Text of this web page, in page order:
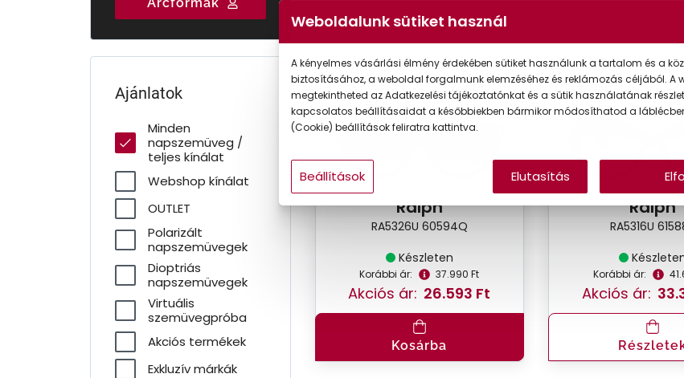
Ajánlatok
Minden
napszemüveg /
teljes kínálat
Webshop kínálat
OUTLET
Polarizált
napszemüvegek
Dioptriás
napszemüvegek
Virtuális
szemüvegpróba
Akciós termékek
Exkluzív márkák
-30%
VIRTUÁLIS
Ralph
RA5326U 60594Q
Készleten
Korábbi ár: 37.990 Ft
Akciós ár: 26.593 Ft
Kosárba
-20%
Ralph
RA5316U
Korábbi ár:
Akciós ár:
Weboldalunk sütiket használ
A kényelmes vásárlási élmény érdekében sütiket használunk a tartalom és a
biztosításához, a weboldal forgalmunk elemzéséhez és reklámozás céljából. A
megtekintheted az Adatkezelési tájékoztatónkat és a sütik használatának
kapcsolatos beállításaidat a későbbiekben bármikor módosíthatod a
(Cookie) beállítások feliratra kattintva.
Beállítások Elutasítás